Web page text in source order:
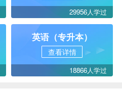
29956人学过
英语（专升本）
查看详情
18866人学过